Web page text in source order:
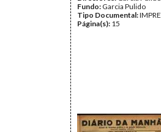
Fundo: Garcia Pulido
Tipo Documental:
Página(s): 15